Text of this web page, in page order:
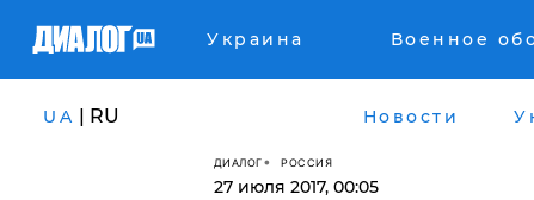
Украина Военное
UA | RU Новости
ДИАЛОГ РОССИЯ
27 июля 2017, 00:05